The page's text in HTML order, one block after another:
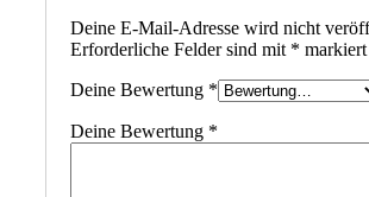
Deine E-Mail-Adresse wird nicht
Erforderliche Felder sind mit * markiert
Deine Bewertung *
Deine Bewertung *